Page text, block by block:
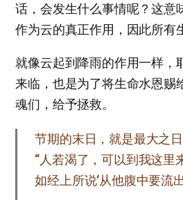
话，会发生什么事情呢？这意
作为云的真正作用，因此所有
就像云起到降雨的作用一样，
来临，也是为了将生命水恩赐
魂们，给予拯救。
节期的末日，就是最大之
“人若渴了，可以到我这里
如经上所说‘从他腹中要流